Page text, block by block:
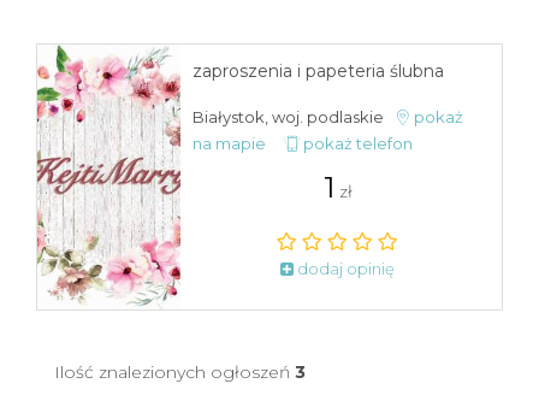
zaproszenia i papeteria ślubna
Białystok, woj. podlaskie
pokaż
na mapie
pokaż telefon
1 zł
dodaj opinię
Ilość znalezionych ogłoszeń 3